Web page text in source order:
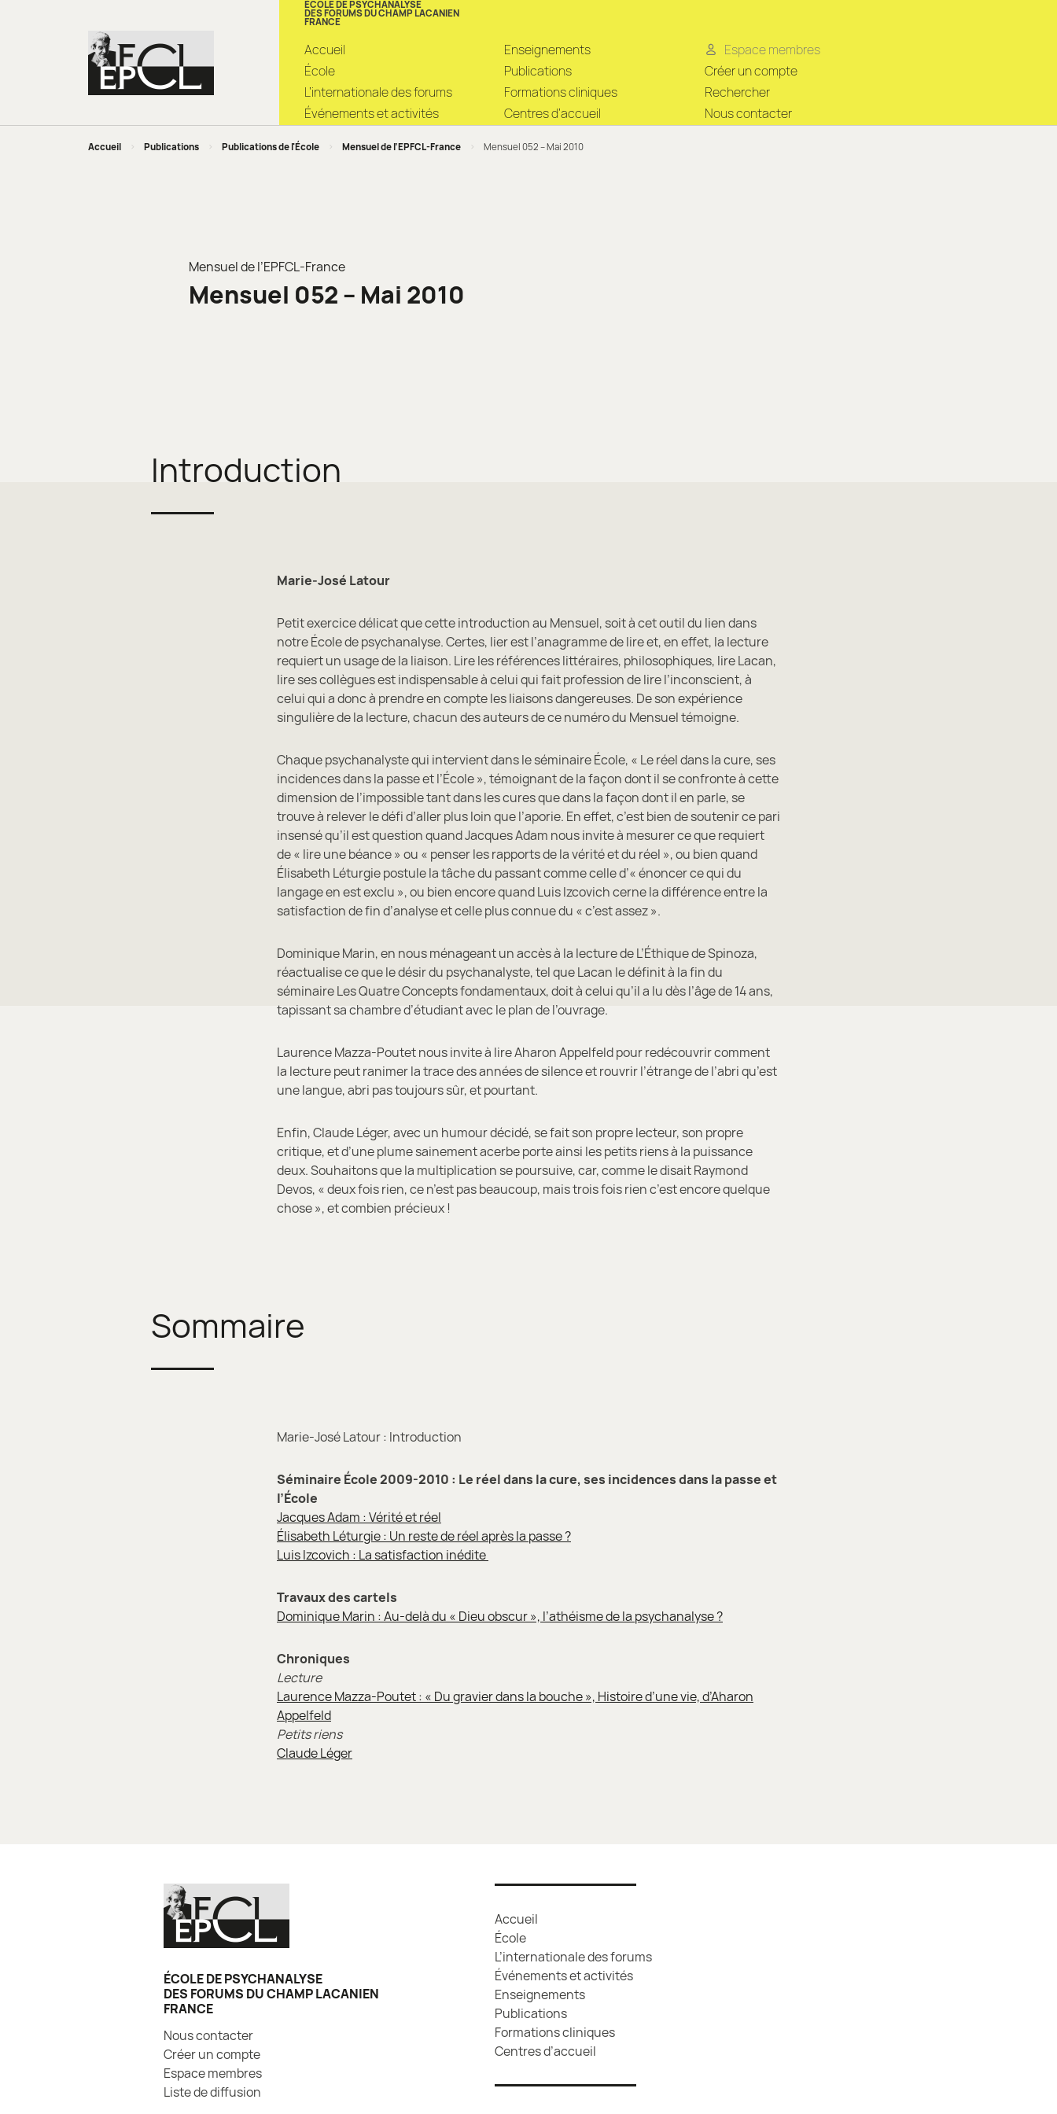
ÉCOLE DE PSYCHANALYSE
DES FORUMS DU CHAMP LACANIEN
FRANCE
Accueil
École
L’internationale des forums
Événements et activités
Enseignements
Publications
Formations cliniques
Centres d’accueil
Espace membres
Créer un compte
Rechercher
Nous contacter
Accueil > Publications > Publications de l'École > Mensuel de l’EPFCL-France > Mensuel 052 – Mai 2010
Mensuel de l’EPFCL-France
Mensuel 052 – Mai 2010
Introduction
Marie-José Latour
Petit exercice délicat que cette introduction au Mensuel, soit à cet outil du lien dans
notre École de psychanalyse. Certes, lier est l’anagramme de lire et, en effet, la lecture
requiert un usage de la liaison. Lire les références littéraires, philosophiques, lire Lacan,
lire ses collègues est indispensable à celui qui fait profession de lire l’inconscient, à
celui qui a donc à prendre en compte les liaisons dangereuses. De son expérience
singulière de la lecture, chacun des auteurs de ce numéro du Mensuel témoigne.
Chaque psychanalyste qui intervient dans le séminaire École, « Le réel dans la cure, ses
incidences dans la passe et l’École », témoignant de la façon dont il se confronte à cette
dimension de l’impossible tant dans les cures que dans la façon dont il en parle, se
trouve à relever le défi d’aller plus loin que l’aporie. En effet, c’est bien de soutenir ce pari
insensé qu’il est question quand Jacques Adam nous invite à mesurer ce que requiert
de « lire une béance » ou « penser les rapports de la vérité et du réel », ou bien quand
Élisabeth Léturgie postule la tâche du passant comme celle d’« énoncer ce qui du
langage en est exclu », ou bien encore quand Luis Izcovich cerne la différence entre la
satisfaction de fin d’analyse et celle plus connue du « c’est assez ».
Dominique Marin, en nous ménageant un accès à la lecture de L’Éthique de Spinoza,
réactualise ce que le désir du psychanalyste, tel que Lacan le définit à la fin du
séminaire Les Quatre Concepts fondamentaux, doit à celui qu’il a lu dès l’âge de 14 ans,
tapissant sa chambre d’étudiant avec le plan de l’ouvrage.
Laurence Mazza-Poutet nous invite à lire Aharon Appelfeld pour redécouvrir comment
la lecture peut ranimer la trace des années de silence et rouvrir l’étrange de l’abri qu’est
une langue, abri pas toujours sûr, et pourtant.
Enfin, Claude Léger, avec un humour décidé, se fait son propre lecteur, son propre
critique, et d’une plume sainement acerbe porte ainsi les petits riens à la puissance
deux. Souhaitons que la multiplication se poursuive, car, comme le disait Raymond
Devos, « deux fois rien, ce n’est pas beaucoup, mais trois fois rien c’est encore quelque
chose », et combien précieux !
Sommaire
Marie-José Latour : Introduction
Séminaire École 2009-2010 : Le réel dans la cure, ses incidences dans la passe et
l’École
Jacques Adam : Vérité et réel
Élisabeth Léturgie : Un reste de réel après la passe ?
Luis Izcovich : La satisfaction inédite
Travaux des cartels
Dominique Marin : Au-delà du « Dieu obscur », l’athéisme de la psychanalyse ?
Chroniques
Lecture
Laurence Mazza-Poutet : « Du gravier dans la bouche », Histoire d’une vie, d’Aharon
Appelfeld
Petits riens
Claude Léger
ÉCOLE DE PSYCHANALYSE
DES FORUMS DU CHAMP LACANIEN
FRANCE
Nous contacter
Créer un compte
Espace membres
Liste de diffusion
Accueil
École
L’internationale des forums
Événements et activités
Enseignements
Publications
Formations cliniques
Centres d’accueil